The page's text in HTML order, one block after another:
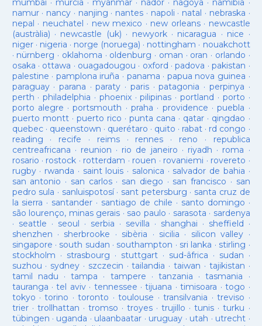
mumbai · murcia · myanmar· nador · nagoya · namibia ·
namur· nancy · nanjing · nantes · napoli · natal · nebraska ·
nepal · neuchatel · new mexico · new orleans· newcastle
(austràlia) · newcastle (uk) · newyork· nicaragua · nice ·
niger· nigeria · norge (noruega) · nottingham · nouakchott
· nürnberg · oklahoma · oldenburg · oman · oran · orlando ·
osaka · ottawa · ouagadougou · oxford ·padova ·pakistan ·
palestine · pamplona iruña · panama · papua nova guinea ·
paraguay· parana ·paraty · paris·patagonia · perpinya ·
perth ·philadelphia · phoenix·pilipinas ·portland · porto ·
porto alegre ·portsmouth ·praha · providence ·puebla ·
puerto montt· puerto rico ·punta cana · qatar · qingdao ·
quebec· queenstown · querétaro · quito · rabat · rd congo ·
reading · recife · reims· rennes · reno · republica
centreafricana · reunion · rio de janeiro · riyadh · roma ·
rosario · rostock · rotterdam · rouen · rovaniemi · rovereto ·
rugby· rwanda · saint louis · salonica · salvador de bahia ·
san antonio · san carlos· san diego · san francisco · san
pedro sula · sanluispotosí· sant petersburg · santa cruz de
la sierra · santander · santiago de chile · santo domingo ·
são lourenço, minas gerais · sao paulo · sarasota · sardenya
· seattle · seoul · serbia · sevilla · shanghai · sheffield ·
shenzhen · sherbrooke · sibèria · sicilia · silicon valley ·
singapore · south sudan · southampton · sri lanka · stirling ·
stockholm · strasbourg · stuttgart· sud-âfrica · sudan ·
suzhou · sydney · szczecin ·tailandia ·taiwan · tajikistan ·
tamil nadu ·tampa · tampere · tanzania ·tasmania ·
tauranga ·tel aviv· tennessee ·tijuana ·timisoara ·togo ·
tokyo ·torino ·toronto ·toulouse ·transilvania ·treviso ·
trier· trollhattan · tromso · troyes·trujillo ·tunis ·turku ·
tübingen · uganda · ulaanbaatar · uruguay · utah · utrecht ·